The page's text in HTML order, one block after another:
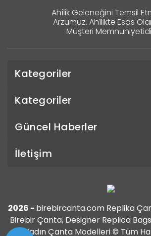
Ahîlik Geleneğini Temsil
Arzumuz. Ahîlikte Esas
Müşteri
Kategoriler
Kategoriler
Güncel Haberler
İletişim
2026 - birebircanta.com Replika
Birebir Çanta, Designer Replica
Kadın Çanta Modelleri © Tüm